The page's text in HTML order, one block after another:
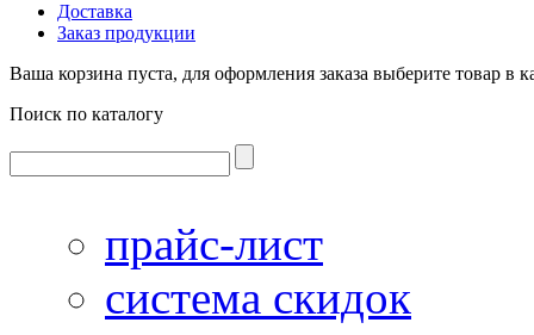
Доставка
Заказ продукции
Ваша корзина пуста, для оформления заказа выберите товар в
Поиск по каталогу
прайс-лист
система скидок